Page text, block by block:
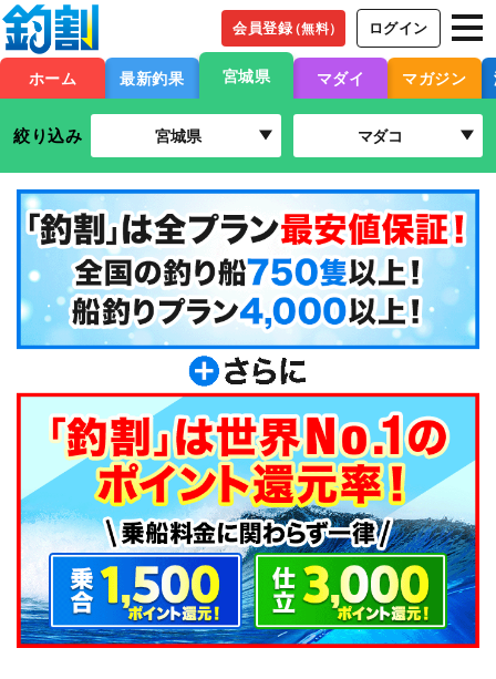
会員登録（無料） ログイン
ホーム 最新釣果 宮城県 マダイ マガジン
絞り込み 宮城県 マダコ